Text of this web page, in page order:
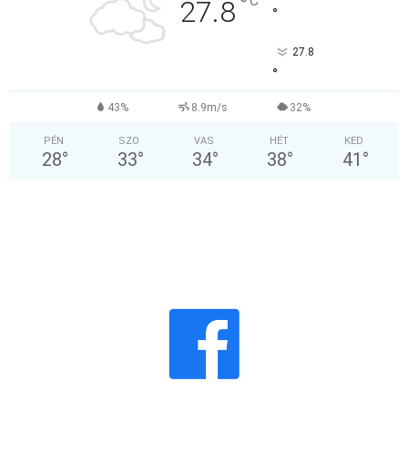
27.8 °
27.8
°
43% 8.9m/s 32%
PÉN
28°
SZO
33°
VAS
34°
HÉT
38°
KED
41 °